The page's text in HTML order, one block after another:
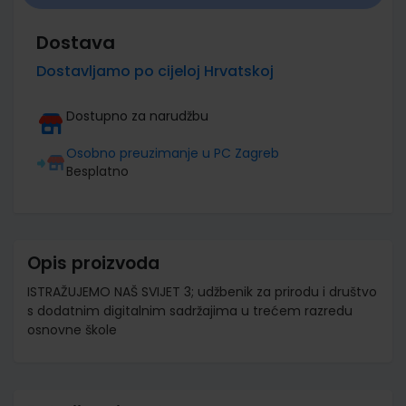
Dostava
Dostavljamo po cijeloj Hrvatskoj
Dostupno za narudžbu
Osobno preuzimanje u PC Zagreb
Besplatno
Opis proizvoda
ISTRAŽUJEMO NAŠ SVIJET 3; udžbenik za prirodu i društvo
s dodatnim digitalnim sadržajima u trećem razredu
osnovne škole